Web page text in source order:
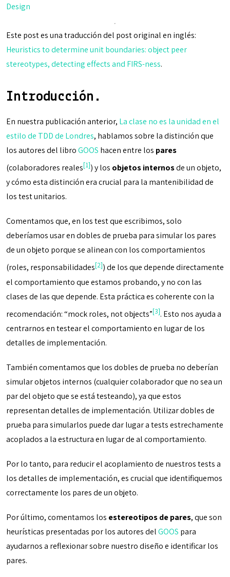
Design
Este post es una traducción del post original en inglés:
Heuristics to determine unit boundaries: object peer
stereotypes, detecting effects and FIRS-ness.
Introducción.
En nuestra publicación anterior, La clase no es la unidad en el
estilo de TDD de Londres, hablamos sobre la distinción que
los autores del libroGOOS hacen entre los pares
(colaboradores reales[1]) y los objetos internosde un objeto,
y cómo esta distinción era crucial para la mantenibilidad de
los test unitarios.
Comentamos que, en los test que escribimos, solo
deberíamos usar en dobles de prueba para simular los pares
de un objeto porque se alinean con los comportamientos
(roles, responsabilidades[2]) de los que depende directamente
el comportamiento que estamos probando, y no con las
clases de las que depende. Esta práctica es coherente con la
recomendación: “mock roles, not objects”[3]. Esto nos ayuda a
centrarnos en testear el comportamiento en lugar de los
detalles de implementación.
También comentamos que los dobles de prueba no deberían
simular objetos internos (cualquier colaborador que no sea un
par del objeto que se está testeando), ya que estos
representan detalles de implementación. Utilizar dobles de
prueba para simularlos puede dar lugar a tests estrechamente
acoplados a la estructura en lugar de al comportamiento.
Por lo tanto, para reducir el acoplamiento de nuestros tests a
los detalles de implementación, es crucial que identifiquemos
correctamente los pares de un objeto.
Por último, comentamos los estereotipos de pares, que son
heurísticas presentadas por los autores delGOOS para
ayudarnos a reflexionar sobre nuestro diseño e identificar los
pares.